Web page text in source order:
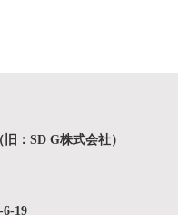
：SD G株式会社）
19